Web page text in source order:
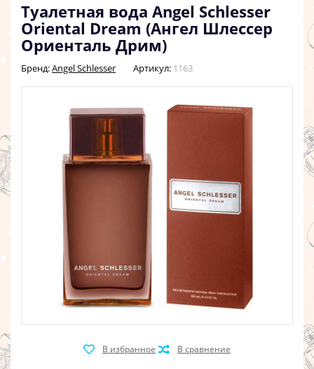
Туалетная вода Angel Schlesser
Oriental Dream (Ангел Шлессер
Ориенталь Дрим)
Бренд:Angel Schlesser Артикул: 1163